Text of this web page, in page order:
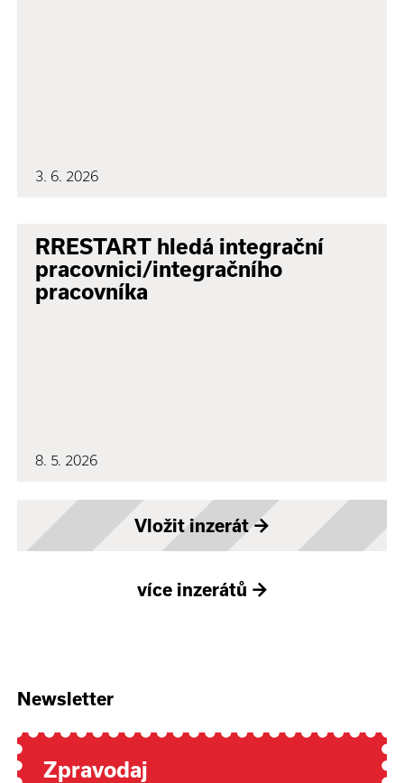
3. 6. 2026
RRESTART hledá integrační
pracovnici/integračního
pracovníka
8. 5. 2026
Vložit inzerát→
více inzerátů →
Newsletter
Zpravodaj